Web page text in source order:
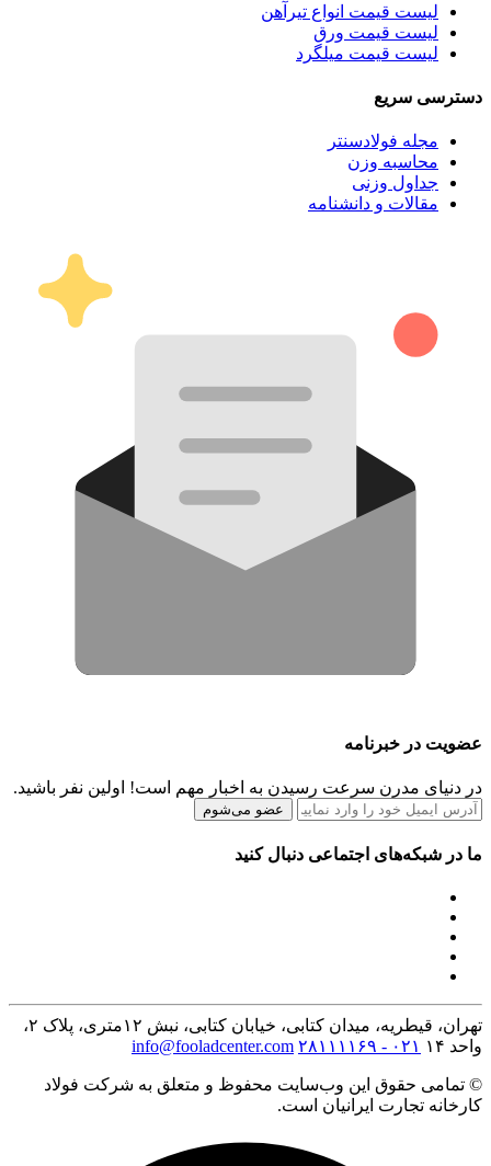
لیست قیمت انواع تیرآهن
لیست قیمت ورق
لیست قیمت میلگرد
دسترسی سریع
مجله فولادسنتر
محاسبه وزن
جداول وزنی
مقالات و دانشنامه
عضویت در خبرنامه
در دنیای مدرن سرعت رسیدن به اخبار مهم است! اولین نفر باشید.
عضو می‌شوم
ما در شبکه‌های اجتماعی دنبال کنید
تهران، قیطریه، میدان کتابی، خیابان کتابی، نبش ۱۲متری، پلاک ۲،
واحد ۱۴
۰۲۱ - ۲۸۱۱۱۱۶۹ info@fooladcenter.com
© تمامی حقوق این وب‌سایت محفوظ و متعلق به شرکت فولاد
کارخانه تجارت ایرانیان است.